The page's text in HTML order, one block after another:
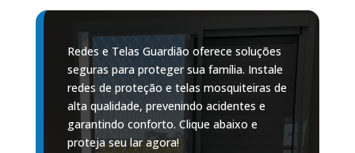
Redes e Telas Guardião oferece soluções
seguras para proteger sua família. Instale
redes de proteção e telas mosquiteiras de
alta qualidade, prevenindo acidentes e
garantindo conforto. Clique abaixo e
proteja seu lar agora!